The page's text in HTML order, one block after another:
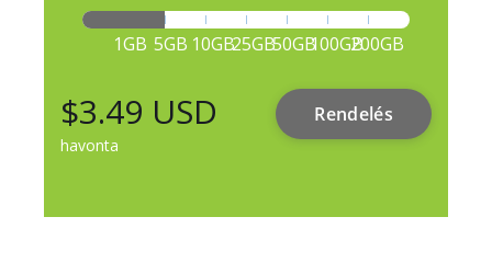
1GB 5GB 10GB25GB50GB100GB200GB
$3.49 USD
havonta
Rendelés